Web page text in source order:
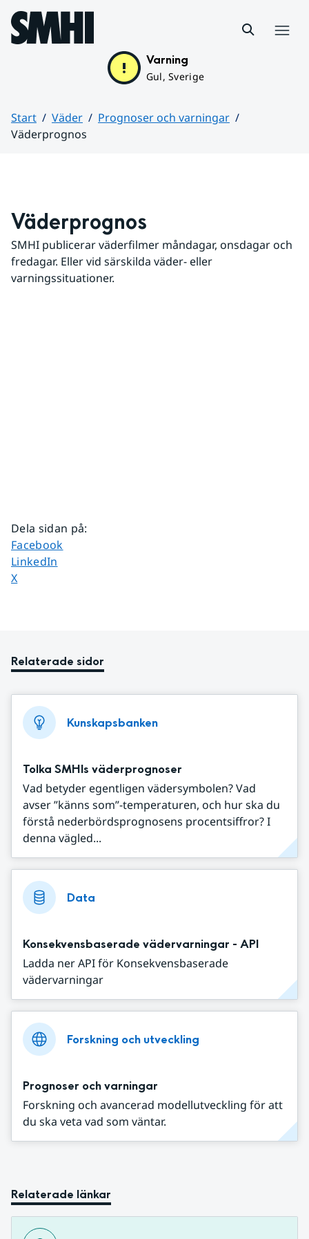
Hoppa till sidans innehåll
Varning
Gul, Sverige
Start Väder
Prognoser och varningar
Väderprognos
Väderprognos
SMHI publicerar väderfilmer måndagar, onsdagar och
fredagar. Eller vid särskilda väder- eller
varningssituationer.
Dela sidan på:
Dela sidan på
Facebook
Dela sidan på
LinkedIn
Dela sidan på
X
Relaterade sidor
Kunskapsbanken
Tolka SMHIs väderprognoser
Vad betyder egentligen vädersymbolen? Vad
avser ”känns som”-temperaturen, och hur ska du
förstå nederbördsprognosens procentsiffror? I
denna vägled...
Data
Konsekvensbaserade vädervarningar - API
Ladda ner API för Konsekvensbaserade
vädervarningar
Forskning och utveckling
Prognoser och varningar
Forskning och avancerad modellutveckling för att
du ska veta vad som väntar.
Relaterade länkar